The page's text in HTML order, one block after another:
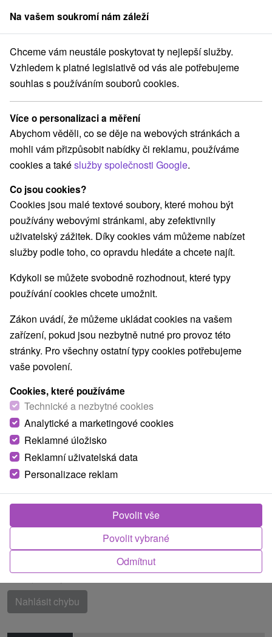
člen skupinySorger
Košický kraj Kováčová Vodní mlýn Kováčová při Rožňavě
Vodní mlýn Kováčová při Rožňavě
Domovská stránka Navigovat do místa
+421 949 306 413, +421 944 596 047
lyocsa@yahoo.com
Facebook
Google recenze
Kováčová 60
049 42 Kováčová
GPS:
N +48° 38' 29.04''
Východné Slovensko, Gemer, Košický kraj, Revúcka
vrchovina, Slovenské rudohorie, Slovenský Kras, Volovské
vrchy
Našli jste chybu nebo nám chcete doporučit novou atrakci
Nahlásit chybu
Na vašem soukromí nám záleží
Chceme vám neustále poskytovat ty nejlepší služby.
Vzhledem k platné legislativě od vás ale potřebujeme
souhlas s používáním souborů cookies.
Více o personalizaci a měření
Abychom věděli, co se děje na webových stránkách a
mohli vám přizpůsobit nabídky či reklamu, používáme
cookies a takéslužby společnosti Google.
Co jsou cookies?
Cookies jsou malé textové soubory, které mohou být
používány webovými stránkami, aby zefektivnily
uživatelský zážitek. Díky cookies vám můžeme nabízet
služby podle toho, co opravdu hledáte a chcete najít.
Kdykoli se můžete svobodně rozhodnout, které typy
používání cookies chcete umožnit.
Zákon uvádí, že můžeme ukládat cookies na vašem
zařízení, pokud jsou nezbytně nutné pro provoz této
stránky. Pro všechny ostatní typy cookies potřebujeme
vaše povolení.
Cookies, které používáme
Technické a nezbytné cookies
Analytické a marketingové cookies
Reklamné úložisko
Reklamní uživatelská data
Personalizace reklam
Odmítnut
Povolit vybrané
Povolit vše